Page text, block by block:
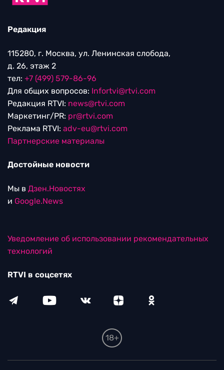
Редакция
115280, г. Москва, ул. Ленинская слобода,
д. 26, этаж 2
тел: +7 (499) 579-86-96
Для общих вопросов: Infortvi@rtvi.com
Редакция RTVI: news@rtvi.com
Маркетинг/PR: pr@rtvi.com
Реклама RTVI: adv-eu@rtvi.com
Партнерские материалы
Достойные новости
Мы в Дзен.Новостях
и Google.News
Уведомление об использовании рекомендательных
технологий
RTVI в соцсетях
18+